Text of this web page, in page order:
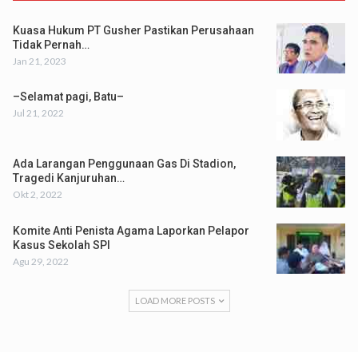
Kuasa Hukum PT Gusher Pastikan Perusahaan
Tidak Pernah…
Jan 21, 2023
–Selamat pagi, Batu–
Jul 21, 2022
Ada Larangan Penggunaan Gas Di Stadion,
Tragedi Kanjuruhan…
Okt 2, 2022
Komite Anti Penista Agama Laporkan Pelapor
Kasus Sekolah SPI
Agu 29, 2022
LOAD MORE POSTS